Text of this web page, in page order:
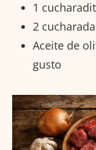
1
2
Aceite de
gusto